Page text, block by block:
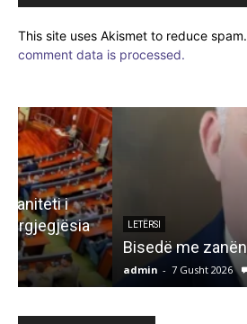
This site uses Akismet to reduce spam.
comment data is processed.
LETËRSI
Bisedë me zanën
admin 7 Gusht 2026 0